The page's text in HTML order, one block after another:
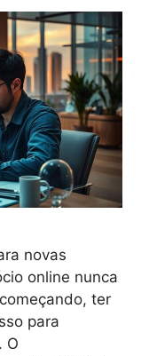
novas
online nunca
ter
para
O